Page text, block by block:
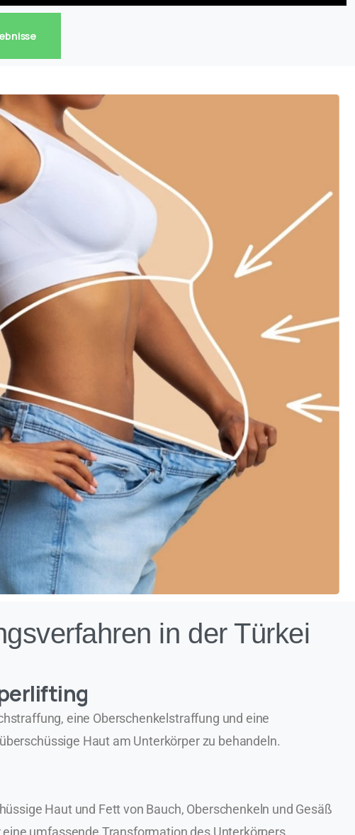
in der Türkei
eine Oberschenkelstraffung und eine
Haut am Unterkörper zu behandeln.
Haut und Fett von Bauch, Oberschenkeln und Gesäß
eine umfassende Transformation des Unterkörpers.